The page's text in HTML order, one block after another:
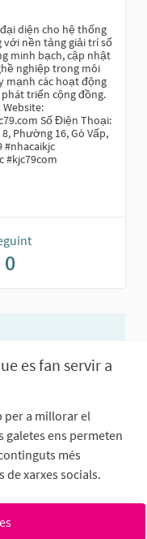
es fan servir a
per a millorar el
ens permeten
més
de xarxes socials.
diện cho hệ thống
với nền tảng giải trí số
minh bạch, cập nhật
nghiệp trong môi
mạnh các hoạt động
triển cộng đồng.
Số Điện Thoại:
Phường 16, Gò Vấp,
#nhacaikjc
#kjc79com
0
obertes